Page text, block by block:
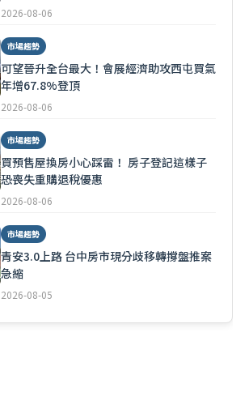
2026-08-06
市場趨勢
可望晉升全台最大！會展經濟助攻西屯買氣
年增67.8%登頂
2026-08-06
市場趨勢
買預售屋換房小心踩雷！ 房子登記這樣子
恐喪失重購退稅優惠
2026-08-06
市場趨勢
青安3.0上路 台中房市現分歧移轉撐盤推案
急縮
2026-08-05